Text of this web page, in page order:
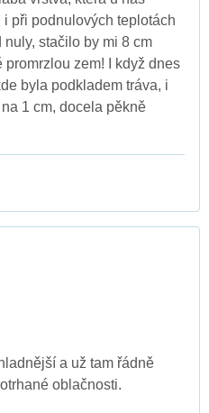
při podnulových teplotách
stačilo by mi 8 cm
zem! I když dnes
byla podkladem tráva, i
1 cm, docela pěkně
a už tam řádně
oblačnosti.